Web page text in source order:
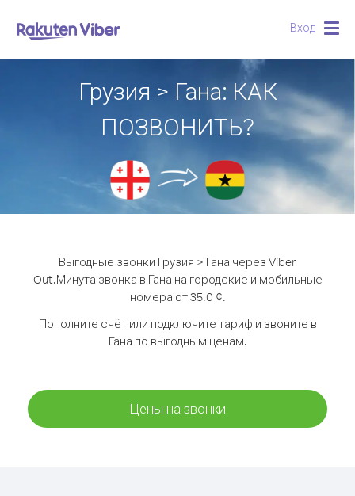
Вход
Грузия > Гана: КАК
ПОЗВОНИТЬ?
Выгодные звонки Грузия > Гана через Viber
Out.Минута звонка в Гана на городские и мобильные
номера от 35.0 ¢.
Пополните счёт или подключите тариф и звоните в
Гана по выгодным ценам.
Цены на звонки